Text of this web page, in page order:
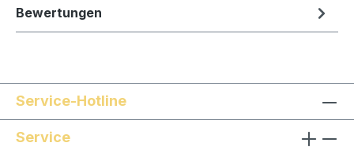
Bewertungen
Service-Hotline
Service